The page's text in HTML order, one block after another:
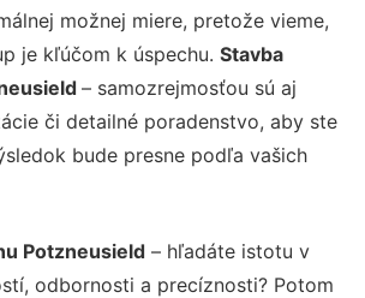
možnej miere, pretože vieme,
je kľúčom k úspechu. Stavba
– samozrejmosťou sú aj
či detailné poradenstvo, aby ste
bude presne podľa vašich
Potzneusield – hľadáte istotu v
odbornosti a precíznosti? Potom